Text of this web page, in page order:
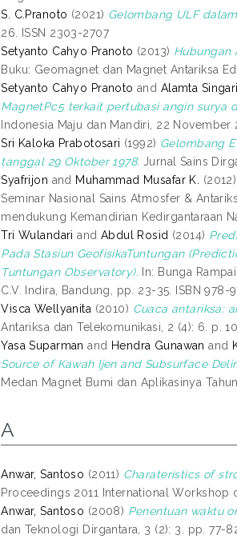
S. C.Pranoto (2021) Gelombang ULF
26. ISSN 2303-2707
Setyanto Cahyo Pranoto (2013) Hubungan
Buku: Geomagnet dan Magnet Antariksa
Setyanto Cahyo Pranoto and Alamta
MagnetPc5 terkait pertubasi angin surya
Indonesia Maju dan Mandiri, 22 November
Sri Kaloka Prabotosari (1992) Gelombang
tanggal 29 Oktober 1978. Jurnal Sains
Syafrijon and Muhammad Musafar K. (2012)
Seminar Nasional Sains Atmosfer &
mendukung Kemandirian Kedirgantaraan
Tri Wulandari and Abdul Rosid (2014)
Pada Stasiun GeofisikaTuntungan
Tuntungan Observatory). In: Bunga
C.V. Indira, Bandung, pp. 23-35. ISBN 978-
Visca Wellyanita (2010) Cuaca antariksa:
Antariksa dan Telekomunikasi, 2 (4): 6. p.
Yasa Suparman and Hendra Gunawan and
Source of Kawah Ijen and Subsurface
Medan Magnet Bumi dan Aplikasinya
A
Anwar, Santoso (2011) Charateristics of
Proceedings 2011 International Workshop
Anwar, Santoso (2008) Penentuan waktu
dan Teknologi Dirgantara, 3 (2): 3. pp. 77-